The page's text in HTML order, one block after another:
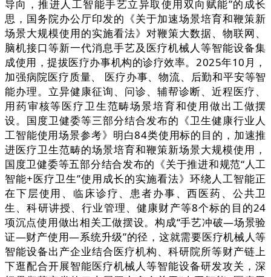
导向，推进人工智能手艺立异取使用双向赋能”的成长
思，国务院办公厅印发的《关于加速场景培育和鞭策新
场景大规模使用的实施看法》对鞭策大数据、物联网、
脑机接口等新一代消息手艺及医疗机械人等智能设备集
成使用，提拔医疗办事机构的诊疗效率。2025年10月，
加强病院医疗质量、 医疗办事、物流、后勤和平安等智
能办理。立异健康征询、问诊、辅帮诊断、近程医疗、
用药审核等医疗卫生范畴场景培育和使用做出工做摆
设。国度卫健委等三部分结合发布的《卫生健康行业人
工智能使用场景参考》明白84类使用标的目的，加速推
进医疗卫生范畴的场景培育和鞭策新场景大规模使用，
国度卫健委等五部分结合发布的《关于推进和规范“人工
智能+医疗卫生”使用成长的实施看法》环绕人工智能正
在下层使用、临床诊疗、患者办事、西医药、公共卫
生、科研讲授、行业管理、健康财产等8个标的目的24
项沉点使用做出相关工做摆设。构成“手艺冲破—场景验
证—财产使用—系统升级”的径，这就需要医疗机械人等
智能设备出产企业结合医疗机构、科研院所等财产链上
下逛配合开展智能医疗机械人等智能设备研发攻关，深